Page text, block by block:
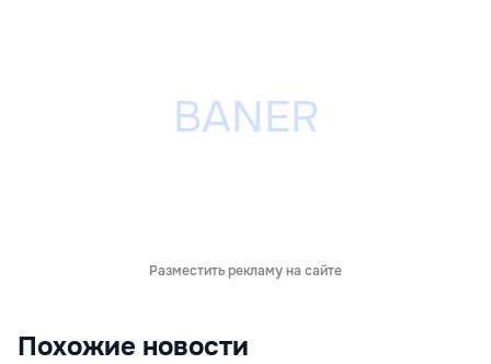
Разместить рекламу на сайте
Похожие новости